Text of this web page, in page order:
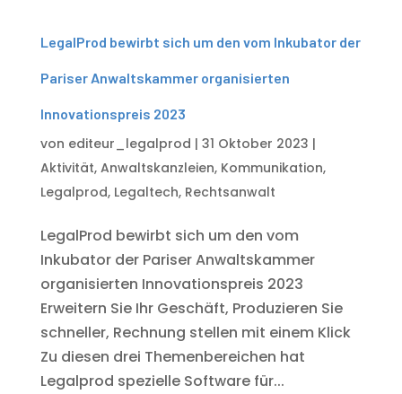
LegalProd bewirbt sich um den vom Inkubator der
Pariser Anwaltskammer organisierten
Innovationspreis 2023
von editeur_legalprod | 31 Oktober 2023 |
Aktivität, Anwaltskanzleien, Kommunikation,
Legalprod, Legaltech, Rechtsanwalt
LegalProd bewirbt sich um den vom
Inkubator der Pariser Anwaltskammer
organisierten Innovationspreis 2023
Erweitern Sie Ihr Geschäft, Produzieren Sie
schneller, Rechnung stellen mit einem Klick
Zu diesen drei Themenbereichen hat
Legalprod spezielle Software für...